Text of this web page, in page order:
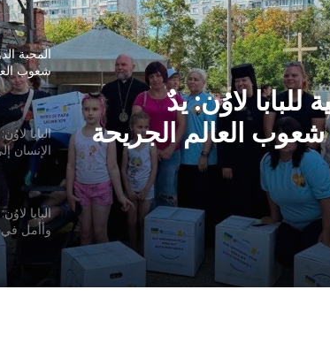
للبابا لاوُن: يدٌ
العالم الجريحة
المحبة
شعوب
البابا
الإنسان
البابا
وأأمل في
البابا